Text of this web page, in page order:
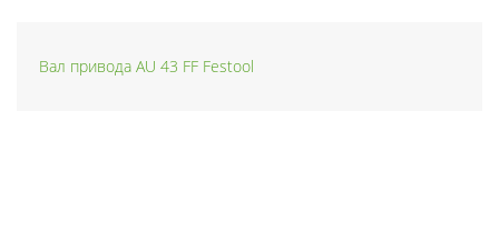
Вал привода AU 43 FF Festool